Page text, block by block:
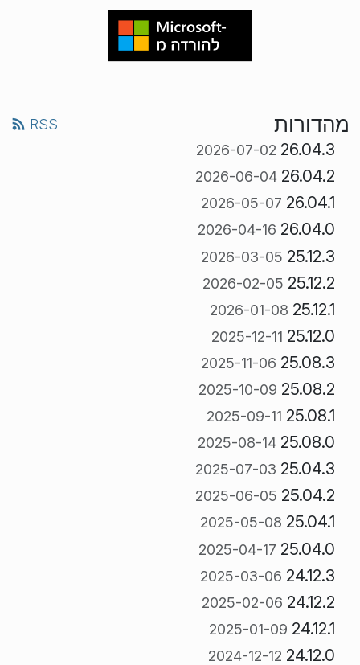
מהדורות RSS
26.04.3
2026-07-02
26.04.2
2026-06-04
26.04.1
2026-05-07
26.04.0
2026-04-16
25.12.3
2026-03-05
25.12.2
2026-02-05
25.12.1
2026-01-08
25.12.0
2025-12-11
25.08.3
2025-11-06
25.08.2
2025-10-09
25.08.1
2025-09-11
25.08.0
2025-08-14
25.04.3
2025-07-03
25.04.2
2025-06-05
25.04.1
2025-05-08
25.04.0
2025-04-17
24.12.3
2025-03-06
24.12.2
2025-02-06
24.12.1
2025-01-09
24.12.0
2024-12-12